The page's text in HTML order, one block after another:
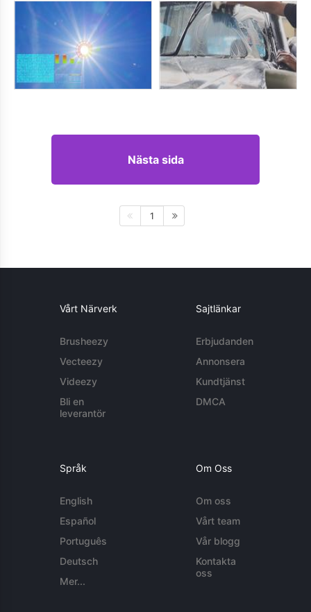
Nästa sida
1
Vårt Närverk
Brusheezy
Vecteezy
Videezy
Bli en
leverantör
Sajtlänkar
Erbjudanden
Annonsera
Kundtjänst
DMCA
Språk
English
Español
Português
Deutsch
Mer...
Om Oss
Om oss
Vårt team
Vår blogg
Kontakta
oss